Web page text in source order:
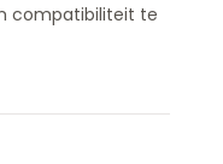
compatibiliteit te